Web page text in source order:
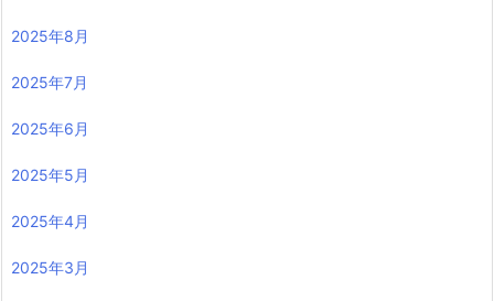
2025年8月
2025年7月
2025年6月
2025年5月
2025年4月
2025年3月